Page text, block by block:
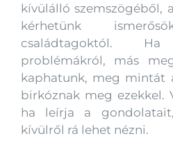
kívülálló szemszögéből,
kérhetünk
családtagoktól.
problémákról, más
kaphatunk, meg mintát
birkóznak meg ezekkel.
ha leírja a
kívülről rá lehet nézni.